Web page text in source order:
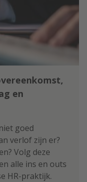
en
goed
verlof zijn er?
Volg deze
alle ins en outs
HR-praktijk.